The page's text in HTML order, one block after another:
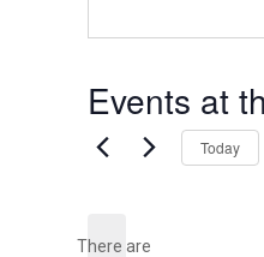
Events at
There are
Today